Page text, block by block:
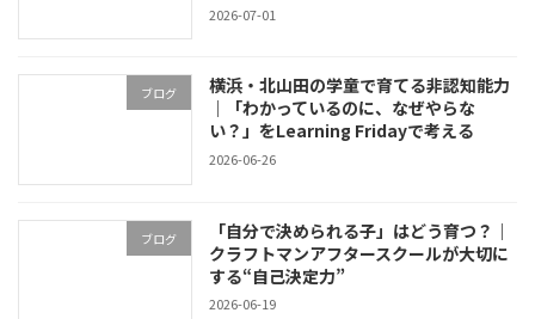
2026-07-01
ブログ
横浜・北山田の学童で育てる非認知能力
｜「わかっているのに、なぜやらな
い？」をLearning Fridayで考える
2026-06-26
ブログ
「自分で決められる子」はどう育つ？｜
クラフトマンアフタースクールが大切に
する“自己決定力”
2026-06-19